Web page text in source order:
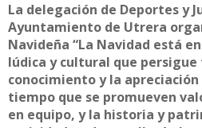
La delegación de Deportes y
Ayuntamiento de Utrera
Navideña “La Navidad está
lúdica y cultural que
conocimiento y la
tiempo que se promueven
en equipo, y la historia y